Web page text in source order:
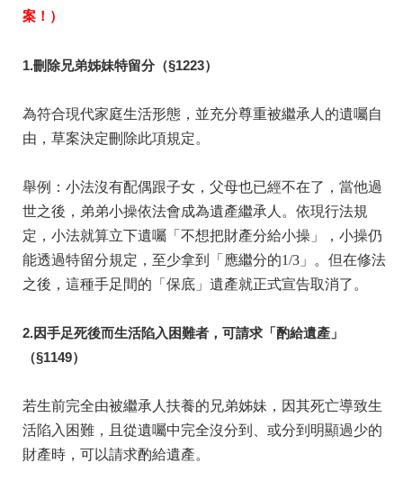
案！）
1.刪除兄弟姊妹特留分（§1223）
為符合現代家庭生活形態，並充分尊重被繼承人的遺囑自
由，草案決定刪除此項規定。
舉例：小法沒有配偶跟子女，父母也已經不在了，當他過
世之後，弟弟小操依法會成為遺產繼承人。依現行法規
定，小法就算立下遺囑「不想把財產分給小操」，小操仍
能透過特留分規定，至少拿到「應繼分的1/3」。但在修法
之後，這種手足間的「保底」遺產就正式宣告取消了。
2.因手足死後而生活陷入困難者，可請求「酌給遺產」
（§1149）
若生前完全由被繼承人扶養的兄弟姊妹，因其死亡導致生
活陷入困難，且從遺囑中完全沒分到、或分到明顯過少的
財產時，可以請求酌給遺產。